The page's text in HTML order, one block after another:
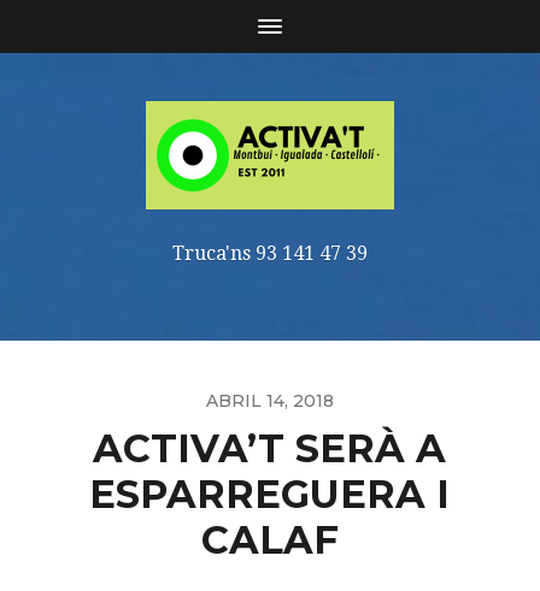
Truca'ns 93 141 47 39
ABRIL 14, 2018
ACTIVA’T SERÀ A
ESPARREGUERA I
CALAF